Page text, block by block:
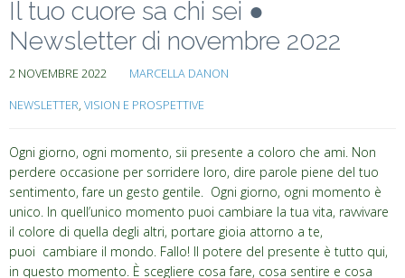
Il tuo cuore sa chi sei ●
Newsletter di novembre 2022
2 NOVEMBRE 2022 MARCELLA DANON
NEWSLETTER, VISION E PROSPETTIVE
Ogni giorno, ogni momento, sii presente a coloro che ami. Non
perdere occasione per sorridere loro, dire parole piene del tuo
sentimento, fare un gesto gentile. Ogni giorno, ogni momento è
unico. In quell’unico momento puoi cambiare la tua vita, ravvivare
il colore di quella degli altri, portare gioia attorno a te,
puoi cambiare il mondo. Fallo! Il potere del presente è tutto qui,
in questo momento. È scegliere cosa fare, cosa sentire e cosa